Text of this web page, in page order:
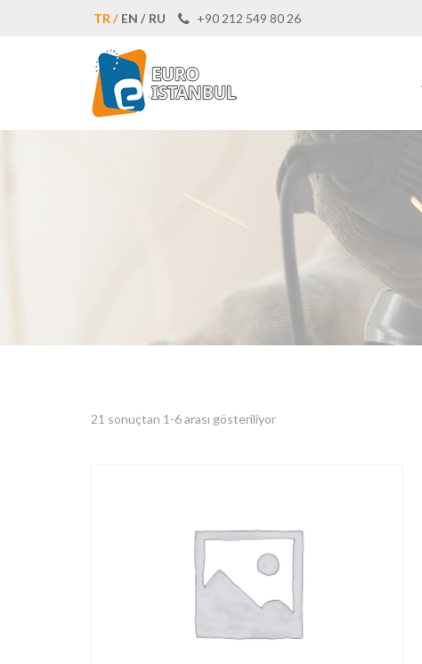
TR / EN / RU +90 212 549 80 26
21 sonuçtan 1-6 arası gösteriliyor